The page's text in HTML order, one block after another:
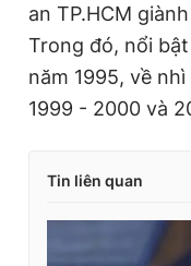
an TP.HCM
Trong đó, nổi
năm 1995, về
1999 - 2000 và
Tin liên quan